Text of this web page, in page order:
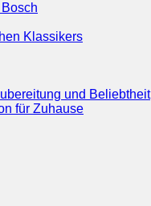
Klassikers
und Beliebtheit
für Zuhause